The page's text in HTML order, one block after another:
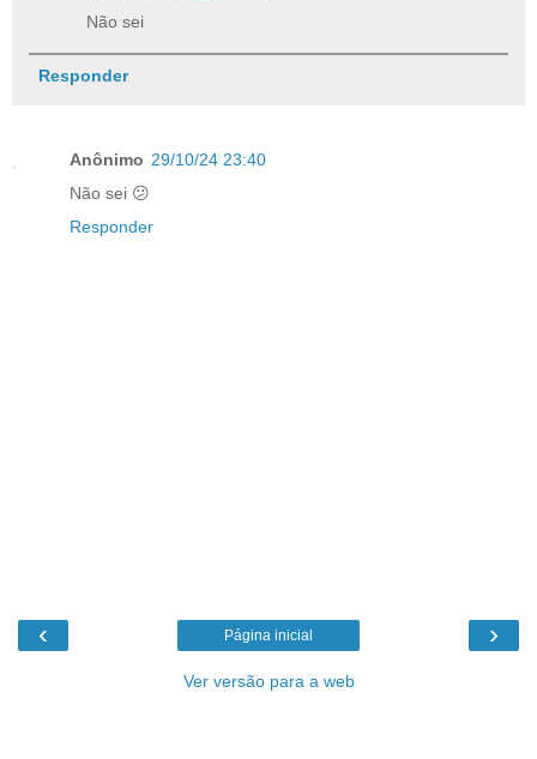
Não sei
Responder
Anônimo 29/10/24 23:40
Não sei 😕
Responder
‹ ›
Página inicial
Ver versão para a web